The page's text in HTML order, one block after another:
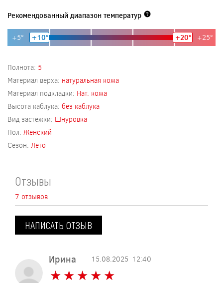
Рекомендованный диапазон температур
+5° +10° +20° +25°
Полнота: 5
Материал верха: натуральная кожа
Материал подкладки: Нат. кожа
Высота каблука: без каблука
Вид застежки: Шнуровка
Пол: Женский
Сезон: Лето
Отзывы
7 отзывов
НАПИСАТЬ ОТЗЫВ
Ирина 15.08.2025 12:40
★ ★ ★ ★ ★
★ ★ ★ ★ ★